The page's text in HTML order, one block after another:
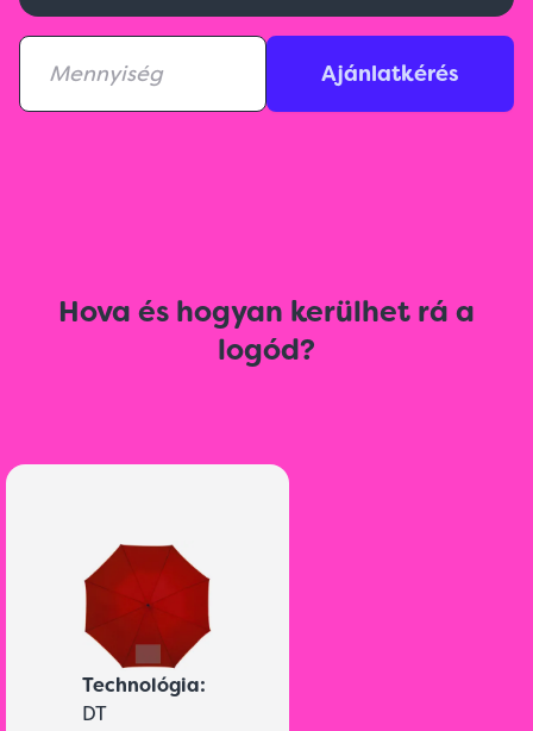
Ajánlatkérés
Hova és hogyan kerülhet rá a
logód?
Technológia:
DT